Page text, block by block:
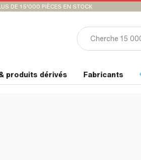
DE 15'000 PIÈCES EN STOCK
produits dérivés Fabricants